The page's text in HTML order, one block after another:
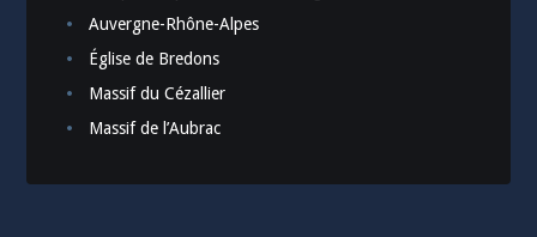
Auvergne-Rhône-Alpes
Église de Bredons
Massif du Cézallier
Massif de l’Aubrac